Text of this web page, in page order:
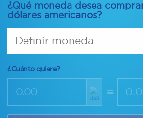
¿Qué moneda desea
dólares americanos?
Definir moneda
¿Cuánto quiere?
USD
=